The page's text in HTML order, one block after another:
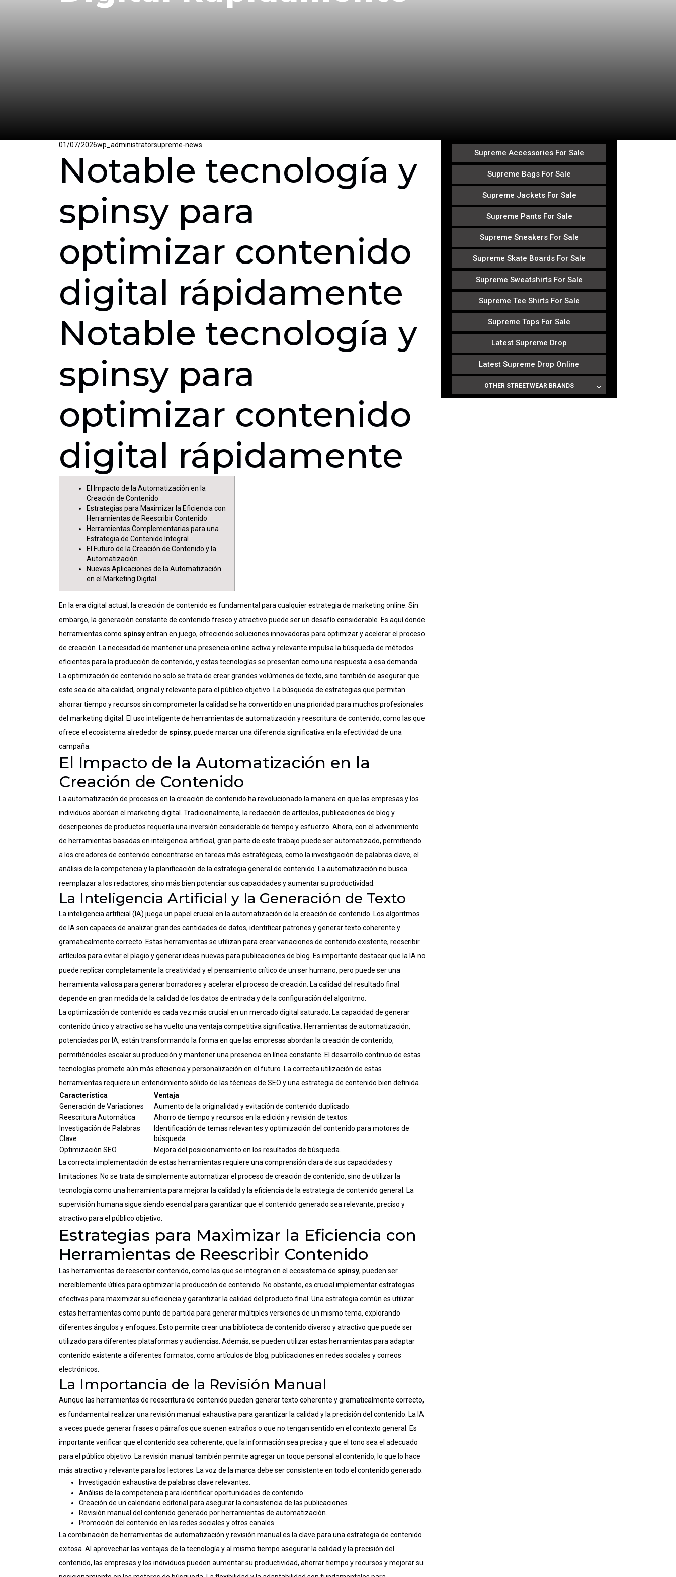
Posted
01/07/2026Author
wp_administratorCategories
supreme-news
Notable tecnología y
spinsy para
optimizar contenido
digital rápidamente
Notable tecnología y
spinsy para
optimizar contenido
digital rápidamente
El Impacto de la Automatización en la
Creación de Contenido
Estrategias para Maximizar la Eficiencia con
Herramientas de Reescribir Contenido
Herramientas Complementarias para una
Estrategia de Contenido Integral
El Futuro de la Creación de Contenido y la
Automatización
Nuevas Aplicaciones de la Automatización
en el Marketing Digital
En la era digital actual, la creación de contenido es fundamental para cualquier estrategia de marketing online. Sin
embargo, la generación constante de contenido fresco y atractivo puede ser un desafío considerable. Es aquí donde
herramientas como spinsyentran en juego, ofreciendo soluciones innovadoras para optimizar y acelerar el proceso
de creación. La necesidad de mantener una presencia online activa y relevante impulsa la búsqueda de métodos
eficientes para la producción de contenido, y estas tecnologías se presentan como una respuesta a esa demanda.
La optimización de contenido no solo se trata de crear grandes volúmenes de texto, sino también de asegurar que
este sea de alta calidad, original y relevante para el público objetivo. La búsqueda de estrategias que permitan
ahorrar tiempo y recursos sin comprometer la calidad se ha convertido en una prioridad para muchos profesionales
del marketing digital. El uso inteligente de herramientas de automatización y reescritura de contenido, como las que
ofrece el ecosistema alrededor de spinsy, puede marcar una diferencia significativa en la efectividad de una
campaña.
El Impacto de la Automatización en la
Creación de Contenido
La automatización de procesos en la creación de contenido ha revolucionado la manera en que las empresas y los
individuos abordan el marketing digital. Tradicionalmente, la redacción de artículos, publicaciones de blog y
descripciones de productos requería una inversión considerable de tiempo y esfuerzo. Ahora, con el advenimiento
de herramientas basadas en inteligencia artificial, gran parte de este trabajo puede ser automatizado, permitiendo
a los creadores de contenido concentrarse en tareas más estratégicas, como la investigación de palabras clave, el
análisis de la competencia y la planificación de la estrategia general de contenido. La automatización no busca
reemplazar a los redactores, sino más bien potenciar sus capacidades y aumentar su productividad.
La Inteligencia Artificial y la Generación de Texto
La inteligencia artificial (IA) juega un papel crucial en la automatización de la creación de contenido. Los algoritmos
de IA son capaces de analizar grandes cantidades de datos, identificar patrones y generar texto coherente y
gramaticalmente correcto. Estas herramientas se utilizan para crear variaciones de contenido existente, reescribir
artículos para evitar el plagio y generar ideas nuevas para publicaciones de blog. Es importante destacar que la IA no
puede replicar completamente la creatividad y el pensamiento crítico de un ser humano, pero puede ser una
herramienta valiosa para generar borradores y acelerar el proceso de creación. La calidad del resultado final
depende en gran medida de la calidad de los datos de entrada y de la configuración del algoritmo.
La optimización de contenido es cada vez más crucial en un mercado digital saturado. La capacidad de generar
contenido único y atractivo se ha vuelto una ventaja competitiva significativa. Herramientas de automatización,
potenciadas por IA, están transformando la forma en que las empresas abordan la creación de contenido,
permitiéndoles escalar su producción y mantener una presencia en línea constante. El desarrollo continuo de estas
tecnologías promete aún más eficiencia y personalización en el futuro. La correcta utilización de estas
herramientas requiere un entendimiento sólido de las técnicas de SEO y una estrategia de contenido bien definida.
Característica
Ventaja
Generación de Variaciones
Aumento de la originalidad y evitación de contenido duplicado.
Reescritura Automática
Ahorro de tiempo y recursos en la edición y revisión de textos.
Investigación de Palabras
Clave
Identificación de temas relevantes y optimización del contenido para motores de
búsqueda.
Optimización SEO
Mejora del posicionamiento en los resultados de búsqueda.
La correcta implementación de estas herramientas requiere una comprensión clara de sus capacidades y
limitaciones. No se trata de simplemente automatizar el proceso de creación de contenido, sino de utilizar la
tecnología como una herramienta para mejorar la calidad y la eficiencia de la estrategia de contenido general. La
supervisión humana sigue siendo esencial para garantizar que el contenido generado sea relevante, preciso y
atractivo para el público objetivo.
Estrategias para Maximizar la Eficiencia con
Herramientas de Reescribir Contenido
Las herramientas de reescribir contenido, como las que se integran en el ecosistema de spinsy, pueden ser
increíblemente útiles para optimizar la producción de contenido. No obstante, es crucial implementar estrategias
efectivas para maximizar su eficiencia y garantizar la calidad del producto final. Una estrategia común es utilizar
estas herramientas como punto de partida para generar múltiples versiones de un mismo tema, explorando
diferentes ángulos y enfoques. Esto permite crear una biblioteca de contenido diverso y atractivo que puede ser
utilizado para diferentes plataformas y audiencias. Además, se pueden utilizar estas herramientas para adaptar
contenido existente a diferentes formatos, como artículos de blog, publicaciones en redes sociales y correos
electrónicos.
La Importancia de la Revisión Manual
Aunque las herramientas de reescritura de contenido pueden generar texto coherente y gramaticalmente correcto,
es fundamental realizar una revisión manual exhaustiva para garantizar la calidad y la precisión del contenido. La IA
a veces puede generar frases o párrafos que suenen extraños o que no tengan sentido en el contexto general. Es
importante verificar que el contenido sea coherente, que la información sea precisa y que el tono sea el adecuado
para el público objetivo. La revisión manual también permite agregar un toque personal al contenido, lo que lo hace
más atractivo y relevante para los lectores. La voz de la marca debe ser consistente en todo el contenido generado.
Investigación exhaustiva de palabras clave relevantes.
Análisis de la competencia para identificar oportunidades de contenido.
Creación de un calendario editorial para asegurar la consistencia de las publicaciones.
Revisión manual del contenido generado por herramientas de automatización.
Promoción del contenido en las redes sociales y otros canales.
La combinación de herramientas de automatización y revisión manual es la clave para una estrategia de contenido
exitosa. Al aprovechar las ventajas de la tecnología y al mismo tiempo asegurar la calidad y la precisión del
contenido, las empresas y los individuos pueden aumentar su productividad, ahorrar tiempo y recursos y mejorar su
Supreme Accessories For Sale
Supreme Bags For Sale
Supreme Jackets For Sale
Supreme Pants For Sale
Supreme Sneakers For Sale
Supreme Skate Boards For Sale
Supreme Sweatshirts For Sale
Supreme Tee Shirts For Sale
Supreme Tops For Sale
Latest Supreme Drop
Latest Supreme Drop Online
OTHER STREETWEAR BRANDS